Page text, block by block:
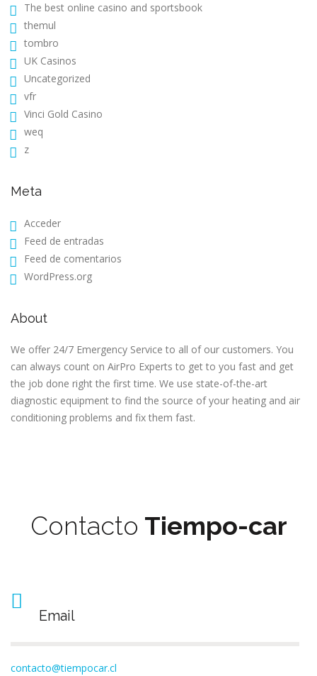
The best online casino and sportsbook
themul
tombro
UK Casinos
Uncategorized
vfr
Vinci Gold Casino
weq
z
Meta
Acceder
Feed de entradas
Feed de comentarios
WordPress.org
About
We offer 24/7 Emergency Service to all of our customers. You
can always count on AirPro Experts to get to you fast and get
the job done right the first time. We use state-of-the-art
diagnostic equipment to find the source of your heating and air
conditioning problems and fix them fast.
Contacto Tiempo-car
Email
contacto@tiempocar.cl